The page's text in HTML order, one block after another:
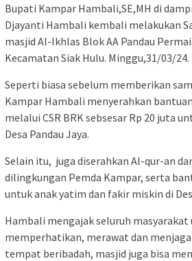
Bupati Kampar Hambali,SE,MH di
Djayanti Hambali kembali melakukan
masjid Al-Ikhlas Blok AA Pandau Permai
Kecamatan Siak Hulu. Minggu,31/03/24.
Seperti biasa sebelum memberikan
Kampar Hambali menyerahkan
melalui CSR BRK sebsesar Rp 20 juta
Desa Pandau Jaya.
Selain itu, juga diserahkan Al-qur-an
dilingkungan Pemda Kampar, serta
untuk anak yatim dan fakir miskin di
Hambali mengajak seluruh masyarakat
memperhatikan, merawat dan
tempat beribadah, masjid juga bisa